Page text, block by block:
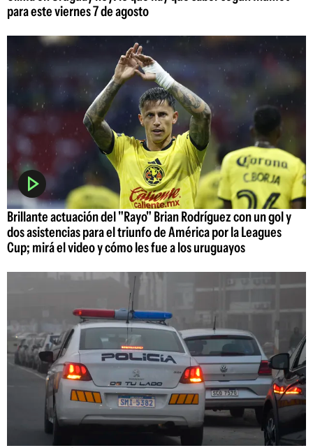
para este viernes 7 de agosto
Brillante actuación del "Rayo" Brian Rodríguez con un gol y
dos asistencias para el triunfo de América por la Leagues
Cup; mirá el video y cómo les fue a los uruguayos